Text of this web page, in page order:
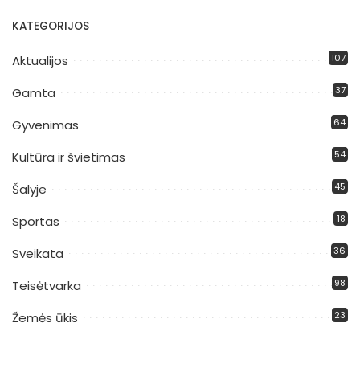
KATEGORIJOS
Aktualijos 107
Gamta 37
Gyvenimas 64
Kultūra ir švietimas 54
Šalyje 45
Sportas 18
Sveikata 36
Teisėtvarka 98
Žemės ūkis 23